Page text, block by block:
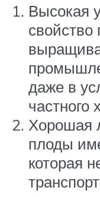
Высокая
свойство
даже в
частного
Хорошая
плоды
которая